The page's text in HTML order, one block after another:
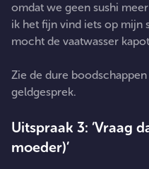
omdat we geen sushi
ik het fijn vind iets op mijn
mocht de vaatwasser
Zie de dure
geldgesprek.
Uitspraak 3: ‘Vraag
moeder)’